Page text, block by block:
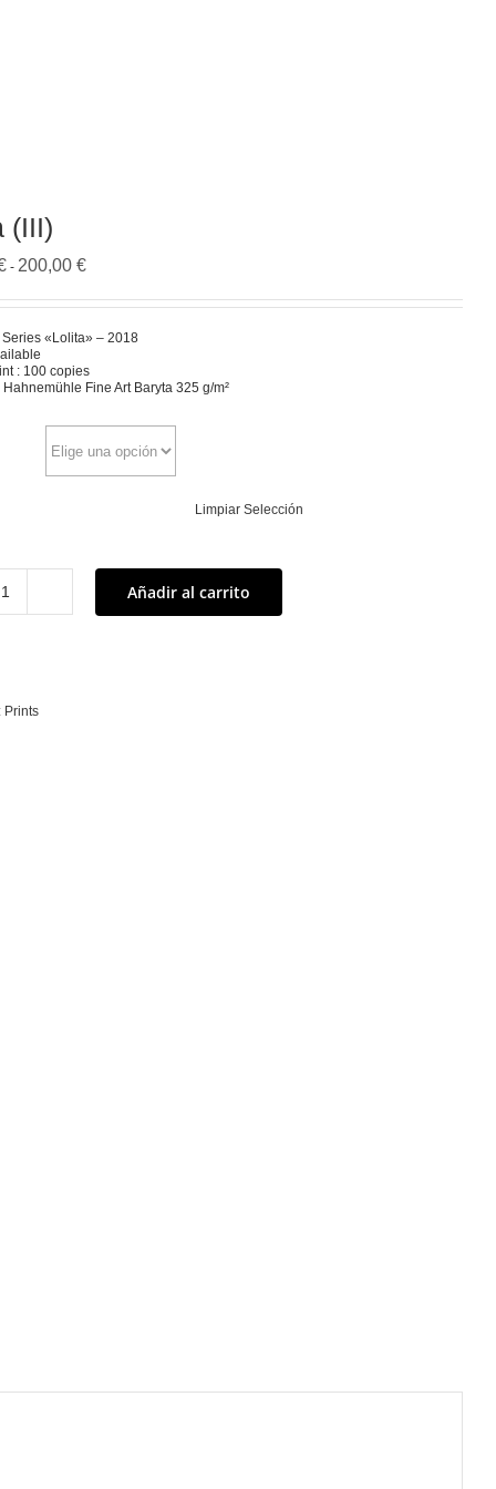
(III)
- 200,00 €Rango
desde
hasta
Series «Lolita» – 2018
: 100 copies
Fine Art Baryta 325 g/m²
Limpiar Selección
Carla
(III)
Añadir al carrito
Prints